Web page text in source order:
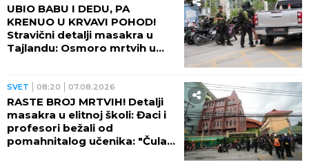
UBIO BABU I DEDU, PA
KRENUO U KRVAVI POHOD!
Stravični detalji masakra u
Tajlandu: Osmoro mrtvih u
SVET 08:20 07.08.2026
RASTE BROJ MRTVIH! Detalji
masakra u elitnoj školi: Đaci i
profesori bežali od
pomahnitalog učenika: "Čula